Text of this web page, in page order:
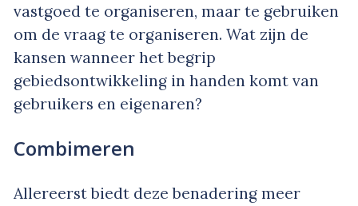
vastgoed te organiseren, maar te gebruiken
om de vraag te organiseren. Wat zijn de
kansen wanneer het begrip
gebiedsontwikkeling in handen komt van
gebruikers en eigenaren?
Combimeren
Allereerst biedt deze benadering meer